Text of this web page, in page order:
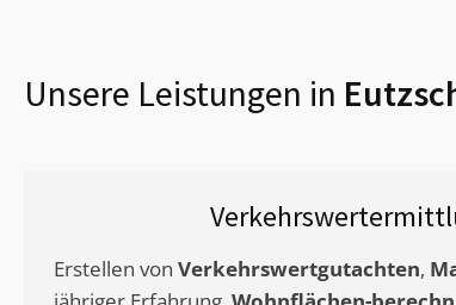
Unsere Leistungen in
Erstellen von Verkehrswertgutachten,